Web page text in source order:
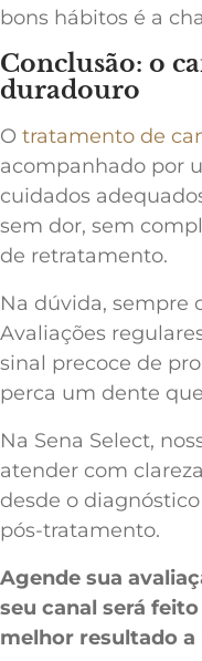
bons hábitos é a
Conclusão: o
duradouro
O tratamento de
acompanhado por
cuidados
sem dor, sem
de retratamento.
Na dúvida, sempre
Avaliações
sinal precoce de
perca um dente
Na Sena Select,
atender com
desde o
pós-tratamento.
Agende sua
seu canal será
melhor resultado a